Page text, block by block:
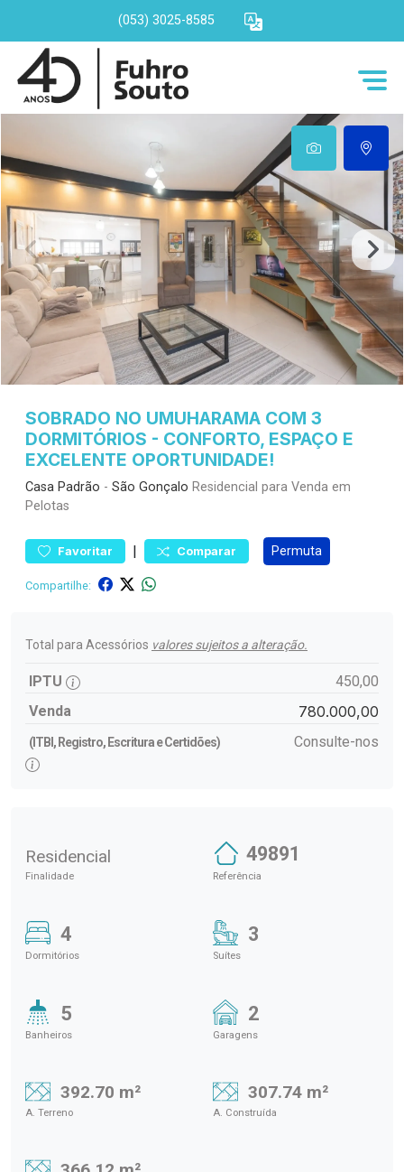
(053) 3025-8585
SOBRADO NO UMUHARAMA COM 3
DORMITÓRIOS - CONFORTO, ESPAÇO E
EXCELENTE OPORTUNIDADE!
Casa Padrão - São Gonçalo Residencial para Venda em
Pelotas
Favoritar | Comparar Permuta
Compartilhe:
Total para Acessórios valores sujeitos a alteração.
IPTU
450,00
Venda
780.000,00
(ITBI, Registro, Escritura e Certidões) Consulte-nos
Residencial
Finalidade
49891
Referência
4
Dormitórios
3
Suítes
5
Banheiros
2
Garagens
392.70 m²
A. Terreno
307.74 m²
A. Construída